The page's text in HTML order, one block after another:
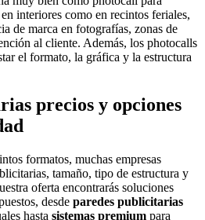
interiores como en recintos feriales,
de marca en fotografías, zonas de
al cliente. Además, los photocalls
el formato, la gráfica y la estructura
precios y opciones
formatos, muchas empresas
tamaño, tipo de estructura y
oferta encontrarás soluciones
desde paredes publicitarias
hasta sistemas premium para